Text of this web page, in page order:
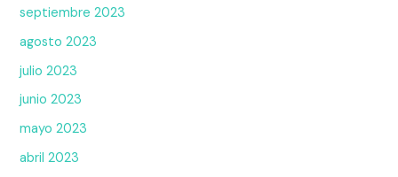
septiembre 2023
agosto 2023
julio 2023
junio 2023
mayo 2023
abril 2023